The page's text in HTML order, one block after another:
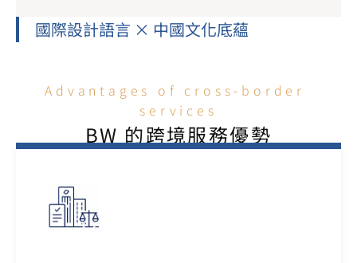
國際設計語言 × 中國文化底蘊
Advantages of cross-border
services
BW 的跨境服務優勢